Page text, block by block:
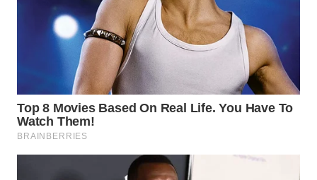
BOGOR
WN
TAPANULI
UTARA